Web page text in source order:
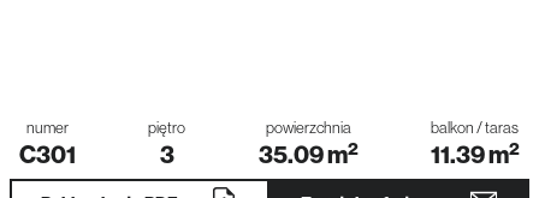
numer
C301
piętro
3
powierzchnia
35.09m2
balkon / taras
11.39m2